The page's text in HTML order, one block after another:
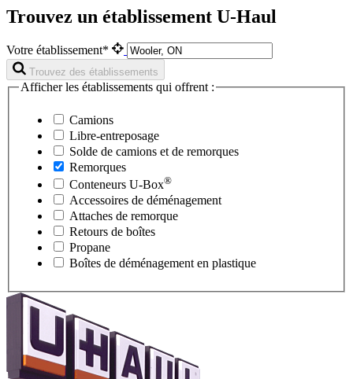
Trouvez un établissement U-Haul
Votre établissement*
Trouvez des établissements
Afficher les établissements qui offrent :
Camions
Libre-entreposage
Solde de camions et de remorques
Remorques
Conteneurs U-Box®
Accessoires de déménagement
Attaches de remorque
Retours de boîtes
Propane
Boîtes de déménagement en plastique